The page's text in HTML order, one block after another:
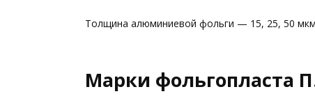
Толщина алюминиевой фольги — 15, 25, 50
Марки фольгопласта